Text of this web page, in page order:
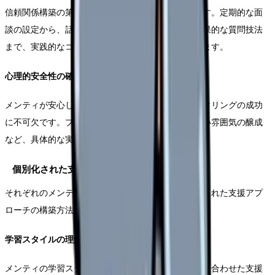
信頼関係構築の第一歩は、適切な対話環境の整備です。定期的な面
談の設定から、話しやすい雰囲気づくり、そして効果的な質問技法
まで、実践的なコミュニケーション方法をご説明します。
心理的安全性の確保
メンティが安心して相談できる環境づくりは、メンタリングの成功
に不可欠です。プライバシーの保護や、発言しやすい雰囲気の醸成
など、具体的な実践方法についてご紹介します。
個別化された支援の実践
それぞれのメンティの特性や課題に応じた、個別化された支援アプ
ローチの構築方法についてお伝えします。
学習スタイルの理解と適応
メンティの学習スタイルや性格特性を理解し、それに合わせた支援